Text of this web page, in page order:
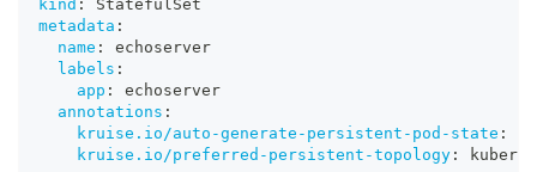
kind :
StatefulSet
metadata :
name :
echoserver
labels :
app :
echoserver
annotations :
kruise.io/auto-generate-persistent-pod-state :
kruise.io/preferred-persistent-topology :